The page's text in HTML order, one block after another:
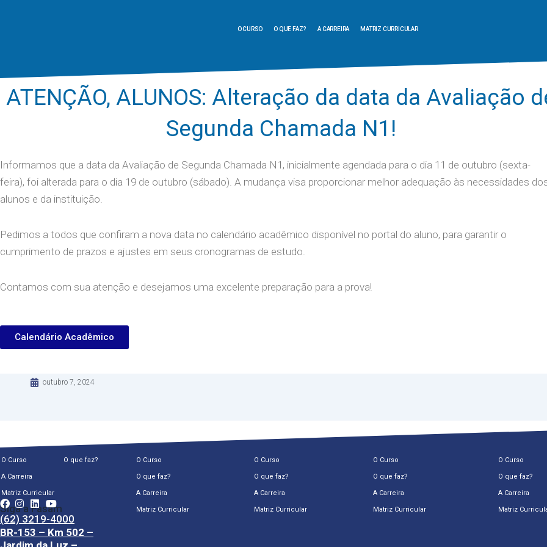
O CURSO O QUE FAZ? A CARREIRA MATRIZ CURRICULAR
ATENÇÃO, ALUNOS: Alteração da data da Avaliação
Segunda Chamada N1!
Informamos que a data da Avaliação de Segunda Chamada N1, inicialmente agendada para o dia 11 de outubro (sexta-
feira), foi alterada para o dia 19 de outubro (sábado). A mudança visa proporcionar melhor adequação às necessidades
alunos e da instituição.
Pedimos a todos que confiram a nova data no calendário acadêmico disponível no portal do aluno, para garantir o
cumprimento de prazos e ajustes em seus cronogramas de estudo.
Contamos com sua atenção e desejamos uma excelente preparação para a prova!
Calendário Acadêmico
outubro 7, 2024
O Curso O que faz?
A Carreira
Matriz Curricular
Siga a Fasam
(62) 3219-4000
BR-153 – Km 502 –
O Curso
O que faz?
A Carreira
Matriz Curricular
O Curso
O que faz?
A Carreira
Matriz Curricular
O Curso
O que faz?
A Carreira
Matriz Curricular
O Curso
O que faz?
A Carreira
Matriz